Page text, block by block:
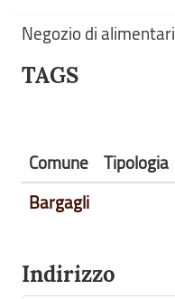
Negozio di alimentari
TAGS
Comune Tipologia
Bargagli
Indirizzo